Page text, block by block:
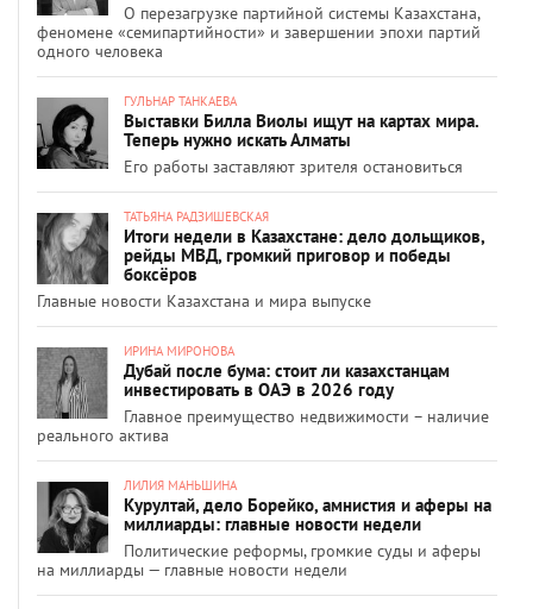
О перезагрузке партийной системы Казахстана,
феномене «семипартийности» и завершении эпохи партий
одного человека
ГУЛЬНАР ТАНКАЕВА
Выставки Билла Виолы ищут на картах мира.
Теперь нужно искать Алматы
Его работы заставляют зрителя остановиться
ТАТЬЯНА РАДЗИШЕВСКАЯ
Итоги недели в Казахстане: дело дольщиков,
рейды МВД, громкий приговор и победы
боксёров
Главные новости Казахстана и мира выпуске
ИРИНА МИРОНОВА
Дубай после бума: стоит ли казахстанцам
инвестировать в ОАЭ в 2026 году
Главное преимущество недвижимости – наличие
реального актива
ЛИЛИЯ МАНЬШИНА
Курултай, дело Борейко, амнистия и аферы на
миллиарды: главные новости недели
Политические реформы, громкие суды и аферы
на миллиарды — главные новости недели